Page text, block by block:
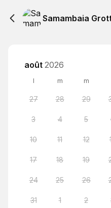
Samambaia
août 2026
l m m
27 28 29
3 4 5
10 11 12
17 18 19
24 25 26
31 1 2